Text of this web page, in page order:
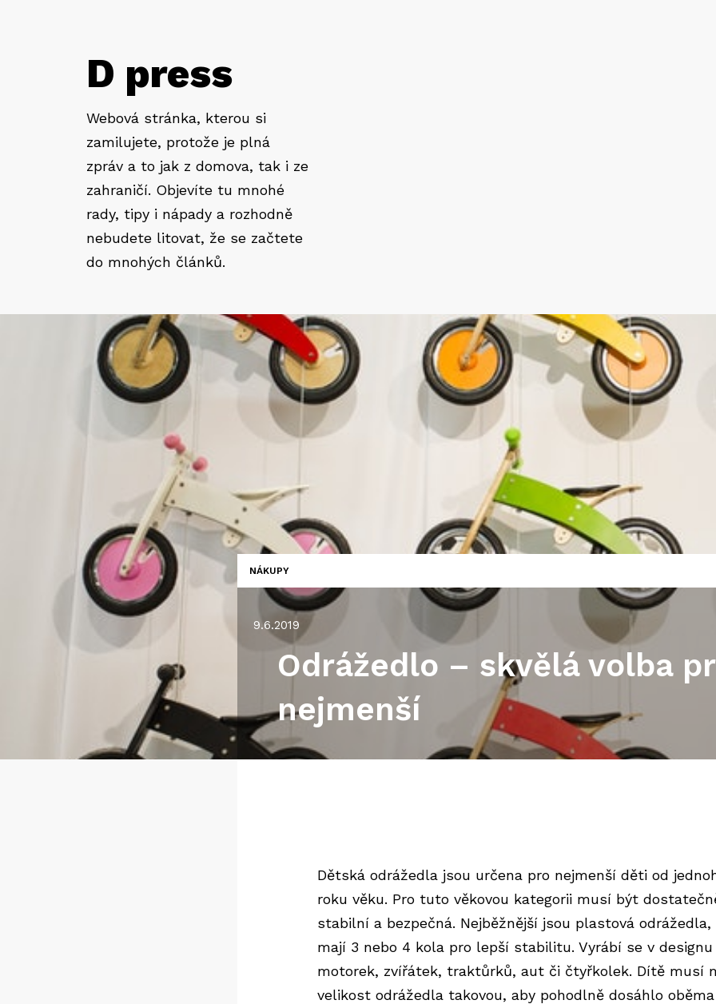
D press
Webová stránka, kterou si
zamilujete, protože je plná
zpráv a to jak z domova, tak i ze
zahraničí. Objevíte tu mnohé
rady, tipy i nápady a rozhodně
nebudete litovat, že se začtete
do mnohých článků.
NÁKUPY
9.6.2019
Odrážedlo – skvělá volba
nejmenší
Dětská odrážedla jsou určena pro nejmenší děti od
roku věku. Pro tuto věkovou kategorii musí být
stabilní a bezpečná. Nejběžnější jsou plastová
mají 3 nebo 4 kola pro lepší stabilitu. Vyrábí se v designu
motorek, zvířátek, traktůrků, aut či čtyřkolek. Dítě musí
velikost odrážedla takovou, aby pohodlně dosáhlo oběma